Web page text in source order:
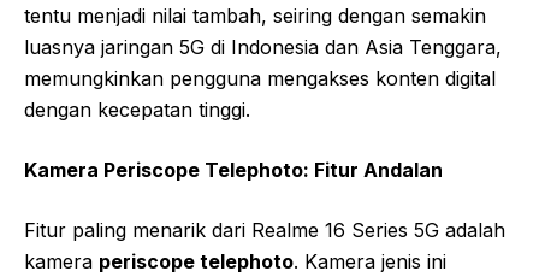
tentu menjadi nilai tambah, seiring dengan semakin
luasnya jaringan 5G di Indonesia dan Asia Tenggara,
memungkinkan pengguna mengakses konten digital
dengan kecepatan tinggi.
Kamera Periscope Telephoto: Fitur Andalan
Fitur paling menarik dari Realme 16 Series 5G adalah
kamera periscope telephoto. Kamera jenis ini